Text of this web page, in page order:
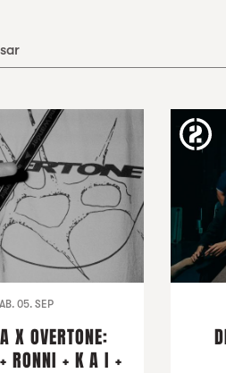
05. SEP
X OVERTONE:
RONNI + K A I +